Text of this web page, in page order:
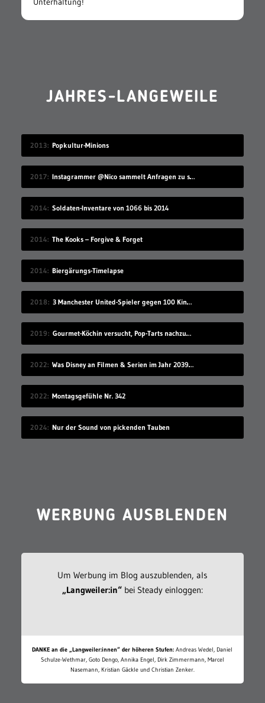
JAHRES-LANGEWEILE
2013 Popkultur-Minions
2017 Instagrammer @Nico sammelt Anfragen zu seinem Benutzernamen
2014 Soldaten-Inventare von 1066 bis 2014
2014 The Kooks – Forgive & Forget
2014 Biergärungs-Timelapse
2018 3 Manchester United-Spieler gegen 100 Kinder
2019 Gourmet-Köchin versucht, Pop-Tarts nachzumachen
2022 Was Disney an Filmen & Serien im Jahr 2039 vorstellen wird…
2022 Montagsgefühle Nr. 342
2024 Nur der Sound von pickenden Tauben
WERBUNG AUSBLENDEN
Um Werbung im Blog auszublenden, als
„Langweiler:in“bei Steady einloggen:
DANKE an die „Langweiler:innen“ der höheren Stufen: Andreas Wedel, Daniel
Schulze-Wethmar, Goto Dengo, Annika Engel, Dirk Zimmermann, Marcel
Nasemann, Kristian Gäckle und Christian Zenker.